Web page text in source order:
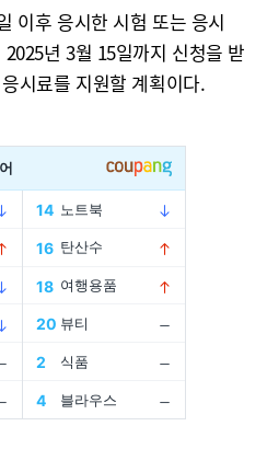
이후 응시한 시험 또는 응시
년 3월 15일까지 신청을 받
시료를 지원할 계획이다.